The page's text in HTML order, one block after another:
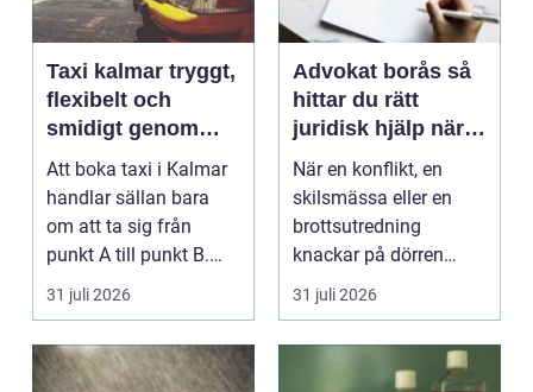
Taxi kalmar tryggt,
flexibelt och
smidigt genom
hela resan
Att boka taxi i Kalmar
handlar sällan bara
om att ta sig från
punkt A till punkt B.
För många är res...
31 juli 2026
Advokat borås så
hittar du rätt
juridisk hjälp när
livet krånglar
När en konflikt, en
skilsmässa eller en
brottsutredning
knackar på dörren
förändras vardagen
snabbt....
31 juli 2026